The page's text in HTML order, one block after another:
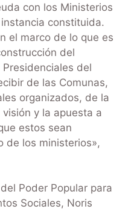
con los Ministerios
constituida.
el marco de lo que es
del
del
de las Comunas,
organizados, de la
y la apuesta a
estos sean
de los ministerios»,
Poder Popular para
Sociales, Noris